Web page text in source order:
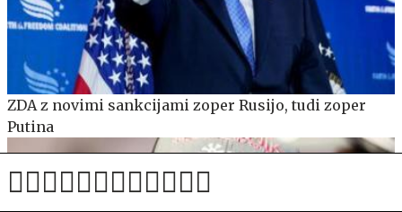
ZDA z novimi sankcijami zoper Rusijo, tudi zoper
Putina